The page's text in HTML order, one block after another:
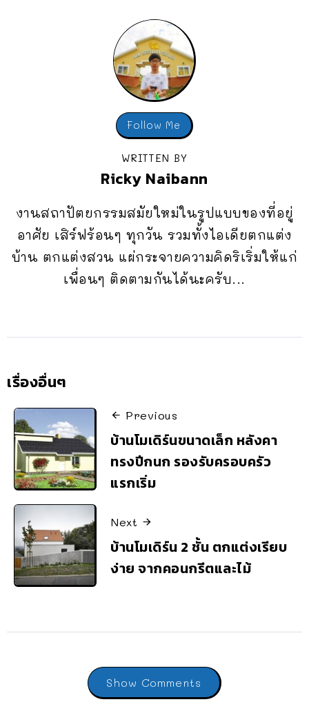
Follow Me
WRITTEN BY
Ricky Naibann
งานสถาปัตยกรรมสมัยใหม่ในรูปแบบของที่อยู่
อาศัย เสิร์ฟร้อนๆ ทุกวัน รวมทั้งไอเดียตกแต่ง
บ้าน ตกแต่งสวน แผ่กระจายความคิดริเริ่มให้แก่
เพื่อนๆ ติดตามกันได้นะครับ...
เรื่องอื่นๆ
Previous
บ้านโมเดิร์นขนาดเล็ก หลังคา
ทรงปีกนก รองรับครอบครัว
แรกเริ่ม
Next
บ้านโมเดิร์น 2 ชั้น ตกแต่งเรียบ
ง่าย จากคอนกรีตและไม้
Show Comments